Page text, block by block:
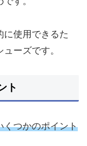
に使用できるた
ーズです。
ト
くつかのポイント